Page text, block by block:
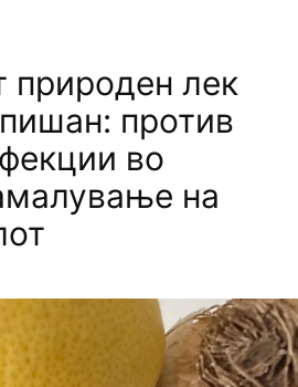
природен лек
против
во
на